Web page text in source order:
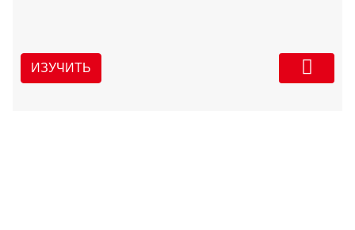
ИЗУЧИТЬ